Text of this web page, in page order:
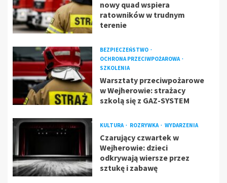
nowy quad wspiera
ratowników w trudnym
terenie
BEZPIECZEŃSTWO
OCHRONA PRZECIWPOŻAROWA
SZKOLENIA
Warsztaty przeciwpożarowe
w Wejherowie: strażacy
szkolą się z GAZ-SYSTEM
KULTURA ROZRYWKA WYDARZENIA
Czarujący czwartek w
Wejherowie: dzieci
odkrywają wiersze przez
sztukę i zabawę